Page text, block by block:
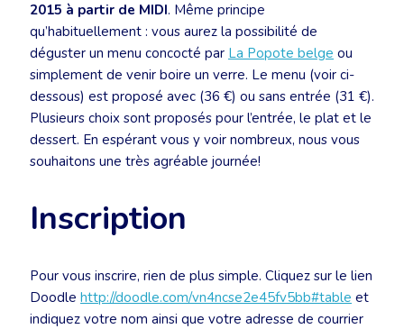
2015 à partir de MIDI. Même principe
qu’habituellement : vous aurez la possibilité de
déguster un menu concocté par La Popote belge ou
simplement de venir boire un verre. Le menu (voir ci-
dessous) est proposé avec (36 €) ou sans entrée (31 €).
Plusieurs choix sont proposés pour l’entrée, le plat et le
dessert. En espérant vous y voir nombreux, nous vous
souhaitons une très agréable journée!
Inscription
Pour vous inscrire, rien de plus simple. Cliquez sur le lien
Doodle http://doodle.com/vn4ncse2e45fv5bb#table et
indiquez votre nom ainsi que votre adresse de courrier